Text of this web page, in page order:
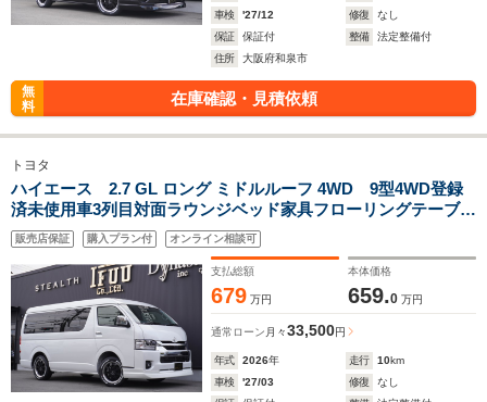
車検
'27/12 修復
なし
保証
保証付 整備
法定整備付
住所
大阪府和泉市
無
料
在庫確認・見積依頼
トヨタ
ハイエース 2.7 GL ロング ミドルルーフ 4WD 9型4WD登録
済未使用車3列目対面ラウンジベッド家具フローリングテーブル
IF-WB8フルフラットベット対面ラウンジ展開バケットシートカ
バーセンターコンソールフロントハーフスポイラー17inアルミ
販売店保証 購入プラン付 オンライン相談可
支払総額
679 万円
本体価格
659.0 万円
通常ローン 月々33,500円
年式 2026年 走行 10km
車検
'27/03 修復
なし